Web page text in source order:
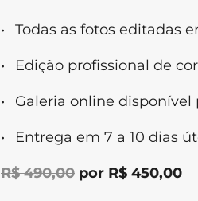
Todas as fotos editadas
Edição profissional de
Galeria online disponível
Entrega em 7 a 10 dias
R$ 490,00 por R$ 450,00